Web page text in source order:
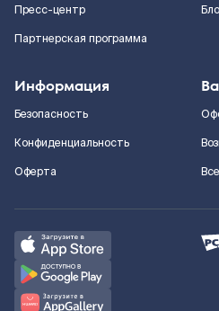
Пресс-центр
Партнерская программа
Информация
Безопасность
Конфиденциальность
Оферта